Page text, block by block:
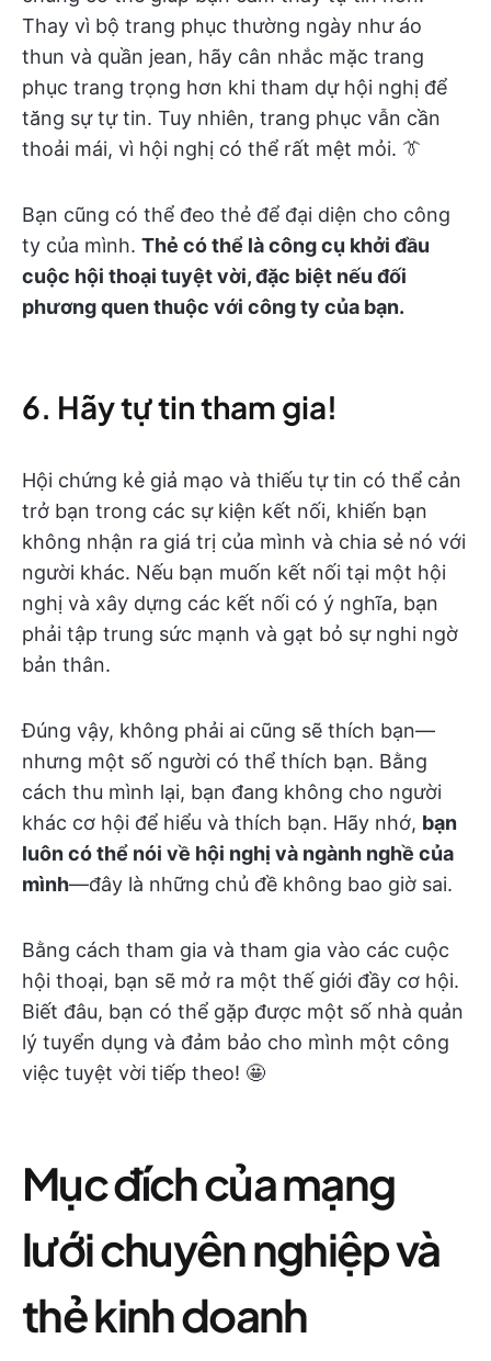
Thay vì bộ trang phục thường ngày như áo
thun và quần jean, hãy cân nhắc mặc trang
phục trang trọng hơn khi tham dự hội nghị để
tăng sự tự tin. Tuy nhiên, trang phục vẫn cần
thoải mái, vì hội nghị có thể rất mệt mỏi. 👔
Bạn cũng có thể đeo thẻ để đại diện cho công
ty của mình. Thẻ có thể là công cụ khởi đầu
cuộc hội thoại tuyệt vời, đặc biệt nếu đối
phương quen thuộc với công ty của bạn.
6. Hãy tự tin tham gia!
Hội chứng kẻ giả mạo và thiếu tự tin có thể cản
trở bạn trong các sự kiện kết nối, khiến bạn
không nhận ra giá trị của mình và chia sẻ nó với
người khác. Nếu bạn muốn kết nối tại một hội
nghị và xây dựng các kết nối có ý nghĩa, bạn
phải tập trung sức mạnh và gạt bỏ sự nghi ngờ
bản thân.
Đúng vậy, không phải ai cũng sẽ thích bạn—
nhưng một số người có thể thích bạn. Bằng
cách thu mình lại, bạn đang không cho người
khác cơ hội để hiểu và thích bạn. Hãy nhớ, bạn
luôn có thể nói về hội nghị và ngành nghề của
mình—đây là những chủ đề không bao giờ sai.
Bằng cách tham gia và tham gia vào các cuộc
hội thoại, bạn sẽ mở ra một thế giới đầy cơ hội.
Biết đâu, bạn có thể gặp được một số nhà quản
lý tuyển dụng và đảm bảo cho mình một công
việc tuyệt vời tiếp theo! 🤩
Mục đích của mạng
lưới chuyên nghiệp và
thẻ kinh doanh